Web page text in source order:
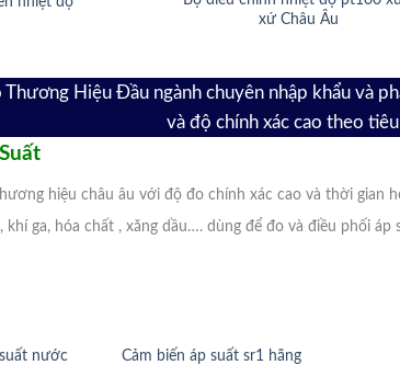
xứ Châu Âu
Thương Hiệu Đầu ngành chuyên nhập khẩu và
và độ chính xác cao theo tiêu
Suất
hiệu châu âu với độ đo chính xác cao và thời gian
khí ga, hóa chất , xăng dầu…. dùng để đo và điều phối
nước
Cảm biến áp suất sr1 hãng